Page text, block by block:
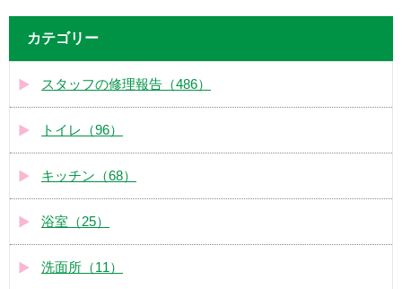
カテゴリー
スタッフの修理報告（486）
トイレ（96）
キッチン（68）
浴室（25）
洗面所（11）